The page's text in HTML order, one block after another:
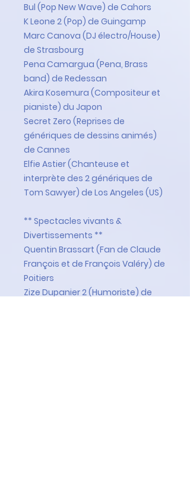
Bul (Pop New Wave) de Cahors
K Leone 2 (Pop) de Guingamp
Marc Canova (DJ électro/House)
de Strasbourg
Pena Camargua (Pena, Brass
band) de Redessan
Akira Kosemura (Compositeur et
pianiste) du Japon
Secret Zero (Reprises de
génériques de dessins animés)
de Cannes
Elfie Astier (Chanteuse et
interprète des 2 génériques de
Tom Sawyer) de Los Angeles (US)
** Spectacles vivants &
Divertissements **
Quentin Brassart (Fan de Claude
François et de François Valéry) de
Poitiers
Zize Dupanier 2 (Humoriste) de